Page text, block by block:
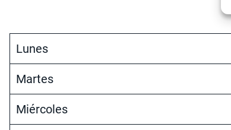
Lunes
Martes
Miércoles